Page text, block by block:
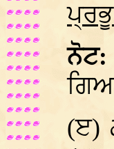
(ੲ)